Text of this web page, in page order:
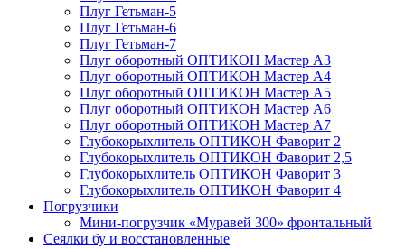
Плуг Гетьман-5
Плуг Гетьман-6
Плуг Гетьман-7
Плуг оборотный ОПТИКОН Мастер А3
Плуг оборотный ОПТИКОН Мастер А4
Плуг оборотный ОПТИКОН Мастер А5
Плуг оборотный ОПТИКОН Мастер А6
Плуг оборотный ОПТИКОН Мастер А7
Глубокорыхлитель ОПТИКОН Фаворит 2
Глубокорыхлитель ОПТИКОН Фаворит 2,5
Глубокорыхлитель ОПТИКОН Фаворит 3
Глубокорыхлитель ОПТИКОН Фаворит 4
Погрузчики
Мини-погрузчик «Муравей 300» фронтальный
Сеялки бу и восстановленные